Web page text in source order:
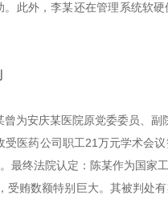
此外，李某还在管理系统软
为安庆某医院原党委委员、
医药公司职工21万元学术会
最终法院认定：陈某作为国家
贿数额特别巨大。其被判处